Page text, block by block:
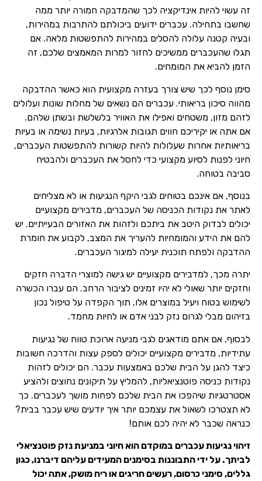
זה עשוי להיות אינדיקציה לכך שהמדבקה חמורה יותר ממה
שחשבו בתחילה. עכברים ידועים ביכולתם להתרבות במהירות,
ובעיה קטנה עלולה להסלים במהירות להתפשטות מלאה. אם
תגלו שהעכברים ממשיכים לחזור למרות המאמצים שלכם, זה
הזמן להביא את המומחים.
סימן נוסף לכך שיש צורך בעזרה מקצועית הוא כאשר ההדבקה
מהווה סיכון בריאותי. עכברים הם נשאים של מחלות שונות ועלולים
לזהם מזון, משטחים ואפילו את האוויר בלשלשת ובשתן שלהם.
אם אתה או יקיריכם חווים תגובות אלרגיות, בעיות נשימה או בעיות
בריאותיות אחרות שעלולות להיות קשורות להתפשטות העכברים,
חיוני לפנות לסיוע מקצועי כדי לחסל את העכברים ולהבטיח
סביבה בטוחה.
בנוסף, אם אינכם בטוחים לגבי היקף הנגיעות או לא מצליחים
לאתר את נקודות הכניסה של העכברים, מדבירים מקצועיים
יכולים לבדוק היטב את ביתכם ולזהות את האזורים הבעייתיים. יש
להם את הידע והמומחיות להעריך את המצב, לקבוע את חומרת
ההדבקה ולפתח תוכנית יעילה למיגור העכברים.
יתרה מכך, למדבירים מקצועיים יש גישה למוצרי הדברה חזקים
וחזקים יותר שאולי לא יהיו זמינים לציבור הרחב. הם עברו הכשרה
לשימוש בטוח ויעיל במוצרים אלו, תוך הקפדה על טיפול נכון
בזיהום מבלי לגרום נזק לבני אדם או לחיות מחמד.
לבסוף, אם אתם מודאגים לגבי מניעה ארוכת טווח של נגיעות
עתידיות, מדבירים מקצועיים יכולים לספק עצות והדרכה חשובות
כיצד להגן על הבית שלכם באמצעות עכבר. הם יכולים לזהות
נקודות כניסה פוטנציאליות, להמליץ על תיקונים נחוצים ולהציע
אסטרטגיות שיהפכו את הבית שלכם לפחות מושך לעכברים. כך
לא תצטרכו לשאול את עצמכם יותר איך יודעים שיש עכבר בבית?
כנראה שכבר לא יהיה לכם אותם!
זיהוי נגיעות עכברים במוקדם הוא חיוני במניעת נזק פוטנציאלי
לביתך. על ידי התבוננות בסימנים המעידים עליהם דיברנו, כגון
גללים, סימני כרסום, רעשים חריגים או ריח מושק, אתה יכול